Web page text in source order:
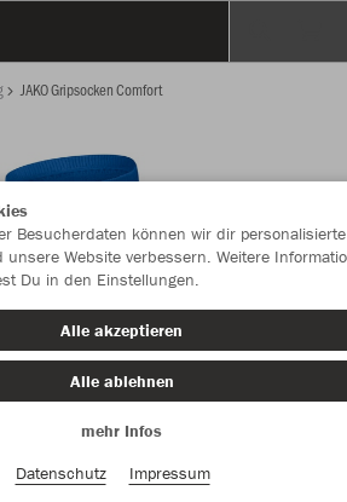
JAKO Gripsocken Comfort
Besucherdaten können wir dir personalisierte
unsere Website verbessern. Weitere
Du in den Einstellungen.
Alle akzeptieren
Alle ablehnen
mehr Infos
Datenschutz
Impressum